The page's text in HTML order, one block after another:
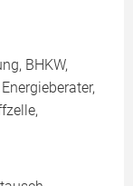
BHKW,